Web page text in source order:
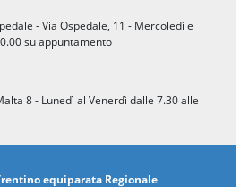
- Via Ospedale, 11 - Mercoledì e
su appuntamento
8 - Lunedì al Venerdì dalle 7.30 alle
equiparata Regionale